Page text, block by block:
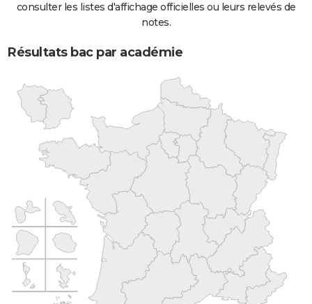
consulter les listes d'affichage officielles ou leurs relevés de
notes.
Résultats bac par académie